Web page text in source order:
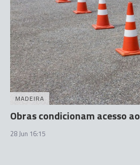
MADEIRA
Obras condicionam acesso
28 Jun 16:15